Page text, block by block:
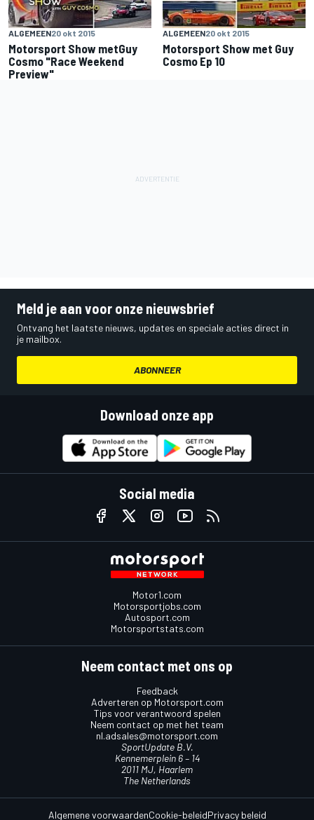
ALGEMEEN20 okt 2015
Motorsport Show metGuy
Cosmo "Race Weekend
Preview"
ALGEMEEN20 okt 2015
Motorsport Show met Guy
Cosmo Ep 10
Meld je aan voor onze nieuwsbrief
Ontvang het laatste nieuws, updates en speciale acties direct in
je mailbox.
ABONNEER
Download onze app
Social media
Motor1.com
Motorsportjobs.com
Autosport.com
Motorsportstats.com
Neem contact met ons op
Feedback
Adverteren op Motorsport.com
Tips voor verantwoord spelen
Neem contact op met het team
nl.adsales@motorsport.com
SportUpdate B.V.
Kennemerplein 6 – 14
2011 MJ, Haarlem
The Netherlands
Algemene voorwaardenCookie-beleidPrivacy beleid